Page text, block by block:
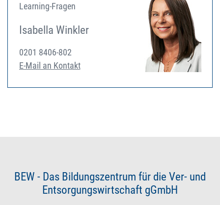
Learning-Fragen
Isabella Winkler
0201 8406-802
E-Mail an Kontakt
BEW - Das Bildungszentrum für die Ver- und
Entsorgungswirtschaft gGmbH